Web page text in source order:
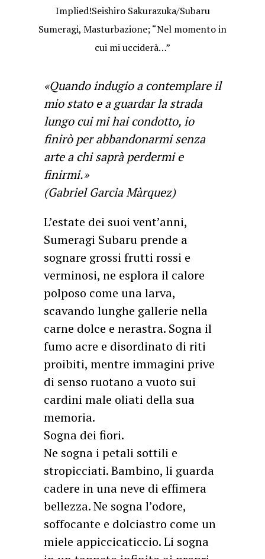
Implied!Seishiro Sakurazuka/Subaru
Sumeragi, Masturbazione; “Nel momento in
cui mi ucciderà…”
«Quando indugio a contemplare il
mio stato e a guardar la strada
lungo cui mi hai condotto, io
finirò per abbandonarmi senza
arte a chi saprà perdermi e
finirmi.»
(Gabriel Garcia Màrquez)
L’estate dei suoi vent’anni,
Sumeragi Subaru prende a
sognare grossi frutti rossi e
verminosi, ne esplora il calore
polposo come una larva,
scavando lunghe gallerie nella
carne dolce e nerastra. Sogna il
fumo acre e disordinato di riti
proibiti, mentre immagini prive
di senso ruotano a vuoto sui
cardini male oliati della sua
memoria.
Sogna dei fiori.
Ne sogna i petali sottili e
stropicciati. Bambino, li guarda
cadere in una neve di effimera
bellezza. Ne sogna l’odore,
soffocante e dolciastro come un
miele appiccicaticcio. Li sogna